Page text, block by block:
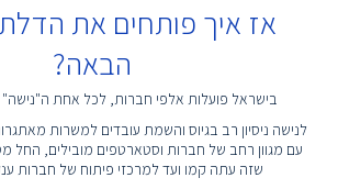
אז איך פותחים את
הבאה?
בישראל פועלות אלפי חברות, לכל אחת
לנישה ניסיון רב בגיוס והשמת עובדים למשרות
עם מגוון רחב של חברות וסטארטפים מובילים, החל
שזה עתה קמו ועד למרכזי פיתוח של חברות